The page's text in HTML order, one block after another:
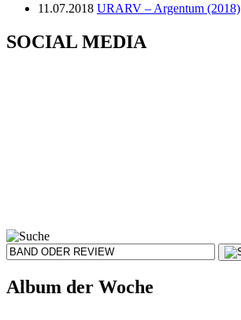
11.07.2018 URARV – Argentum (2018)
SOCIAL MEDIA
Album der Woche